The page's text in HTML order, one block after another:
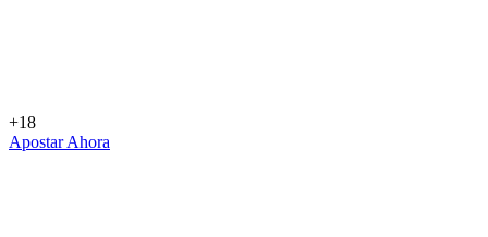
+18
Apostar Ahora